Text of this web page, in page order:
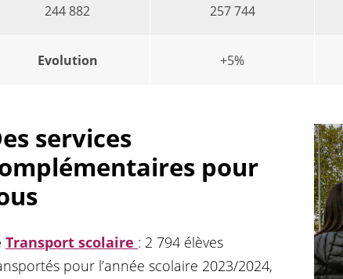
244 882 257 744
Evolution +5%
services
pour
Transport scolaire : 2 794 élèves
pour l’année scolaire 2023/2024,